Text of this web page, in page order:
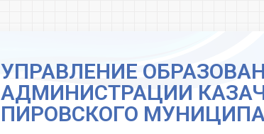
УПРАВЛЕНИЕ
АДМИНИСТРАЦИИ
ПИРОВСКОГО